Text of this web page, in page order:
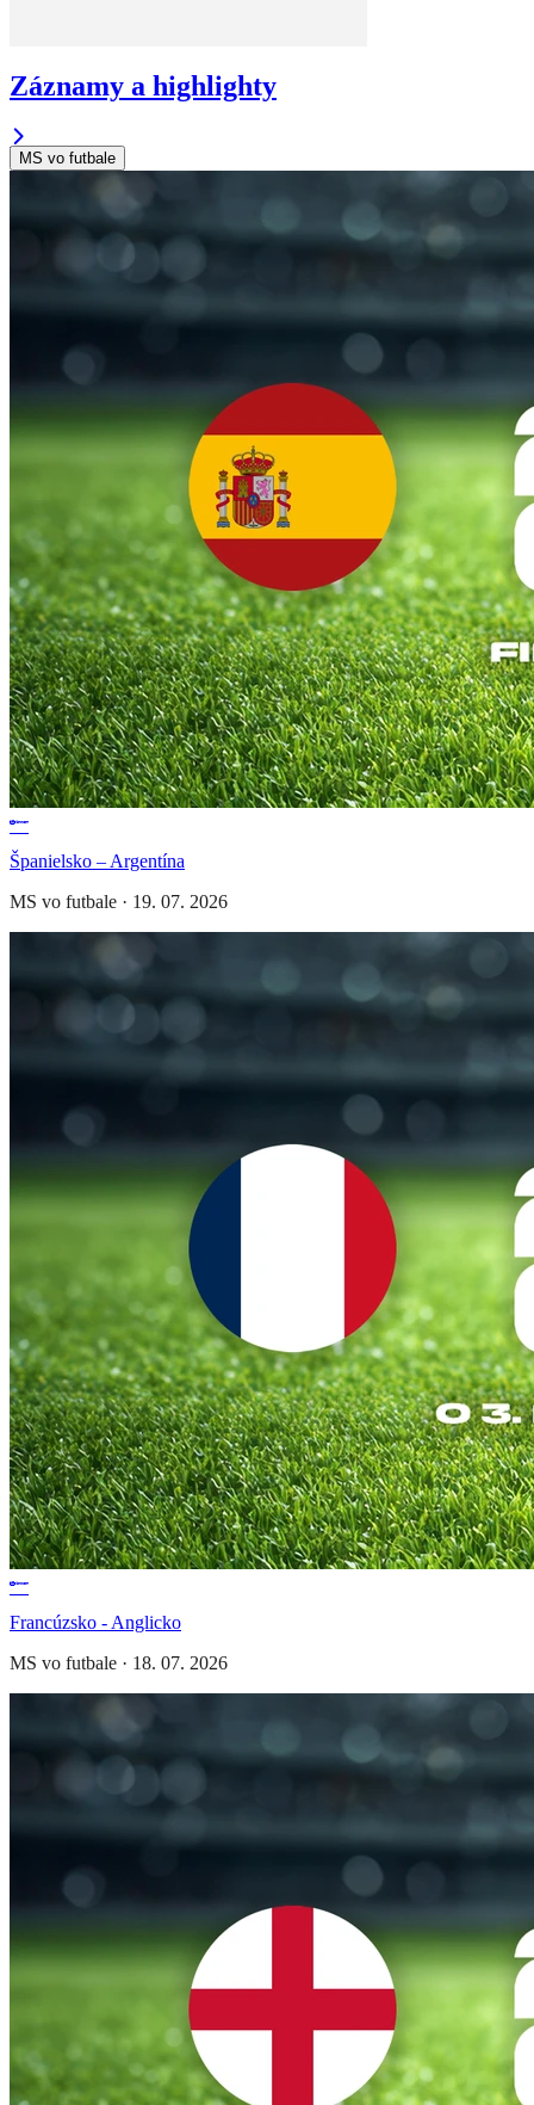
Záznamy a highlighty
MS vo futbale
Španielsko – Argentína
MS vo futbale · 19. 07. 2026
Francúzsko - Anglicko
MS vo futbale · 18. 07. 2026